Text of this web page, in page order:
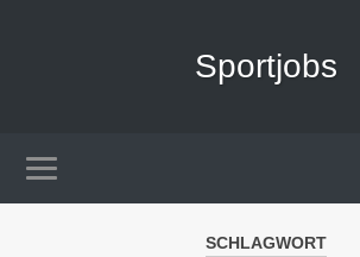
Sportjobs
SCHLAGWORT